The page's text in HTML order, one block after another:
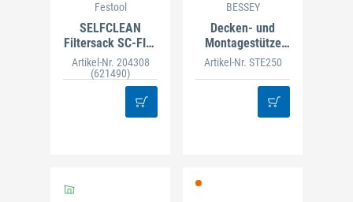
Festool
SELFCLEAN
Filtersack SC-FIS-
CT MINI/MIDI-2/5
Artikel-Nr. 204308
(621490)
BESSEY
Decken- und
Montagestütze
STE 250 mit
Artikel-Nr. STE250